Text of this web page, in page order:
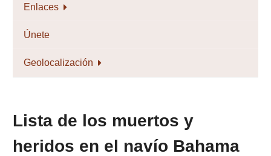
Enlaces
Únete
Geolocalización
Lista de los muertos y
heridos en el navío Bahama